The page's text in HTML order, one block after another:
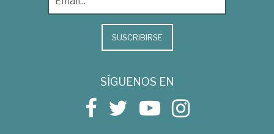
SUSCRIBIRSE
SÍGUENOS EN